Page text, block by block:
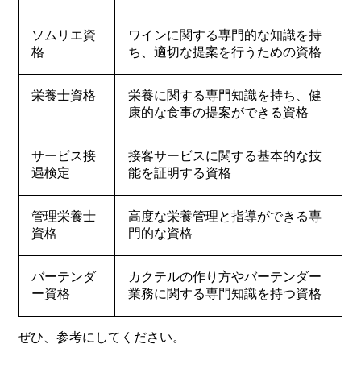
ソムリエ資
格
ワインに関する専門的な知識を持
ち、適切な提案を行うための資格
栄養士資格
栄養に関する専門知識を持ち、健
康的な食事の提案ができる資格
サービス接
遇検定
接客サービスに関する基本的な技
能を証明する資格
管理栄養士
資格
高度な栄養管理と指導ができる専
門的な資格
バーテンダ
ー資格
カクテルの作り方やバーテンダー
業務に関する専門知識を持つ資格
ぜひ、参考にしてください。